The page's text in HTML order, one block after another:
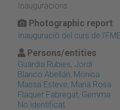
Inauguracions
Photographic report
Inauguració del curs de
Persons/entities
Guàrdia Rubies, Jordi
Blanco Abellán, Mónica
Massa Esteve, Maria Rosa
Flaquer Fabregat, Gemma
No identificat